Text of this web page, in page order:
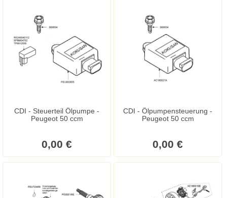
CDI - Steuerteil Ölpumpe -
Peugeot 50 ccm
0,00 €
CDI - Ölpumpensteuerung -
Peugeot 50 ccm
0,00 €